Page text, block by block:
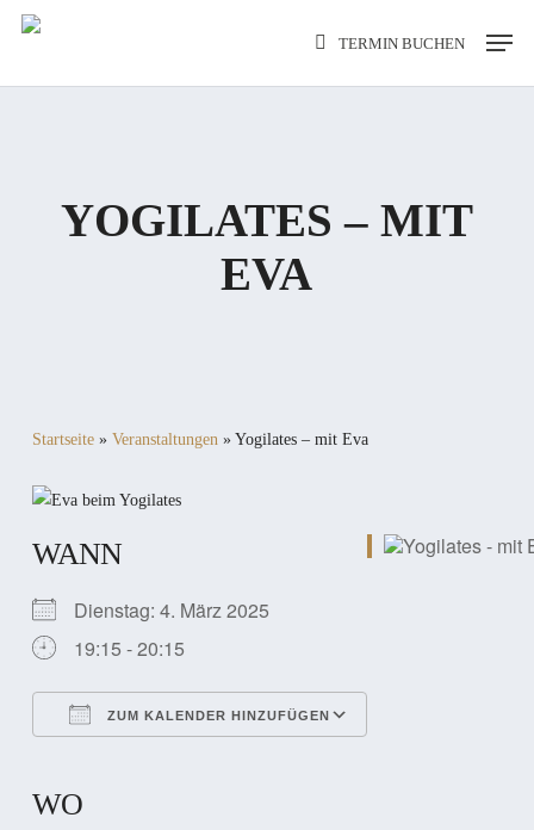
Skip
TERMIN BUCHEN
Menu
YOGILATES – MIT
EVA
Startseite» Veranstaltungen» Yogilates – mit Eva
WANN
Dienstag: 4. März 2025
19:15 - 20:15
ZUM KALENDER HINZUFÜGEN
WO